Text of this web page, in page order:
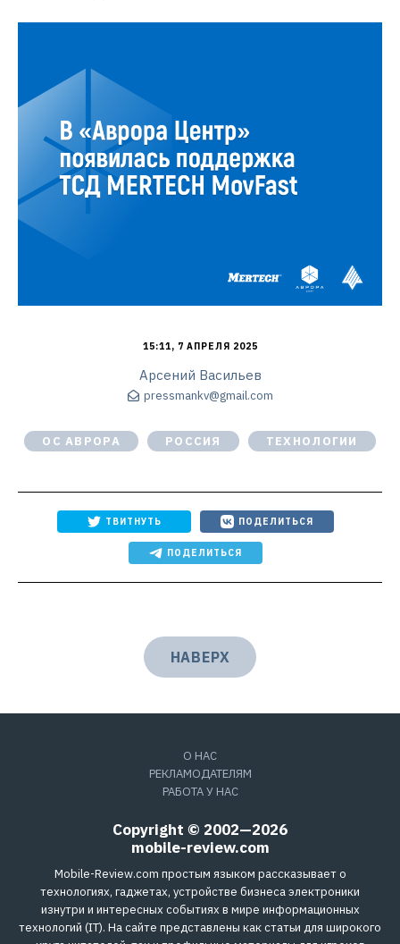
15:11, 7 АПРЕЛЯ 2025
Арсений Васильев
pressmankv@gmail.com
ОС АВРОРА РОССИЯ ТЕХНОЛОГИИ
ТВИТНУТЬ ПОДЕЛИТЬСЯ
ПОДЕЛИТЬСЯ
НАВЕРХ
О НАС
РЕКЛАМОДАТЕЛЯМ
РАБОТА У НАС
Copyright © 2002—2026
mobile-review.com
Mobile-Review.com простым языком рассказывает о
технологиях, гаджетах, устройстве бизнеса электроники
изнутри и интересных событиях в мире информационных
технологий (IT). На сайте представлены как статьи для широкого